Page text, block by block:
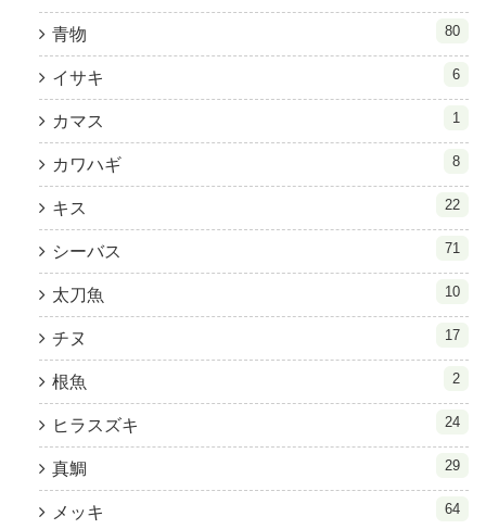
青物 80
イサキ 6
カマス 1
カワハギ 8
キス 22
シーバス 71
太刀魚 10
チヌ 17
根魚 2
ヒラスズキ 24
真鯛 29
メッキ 64